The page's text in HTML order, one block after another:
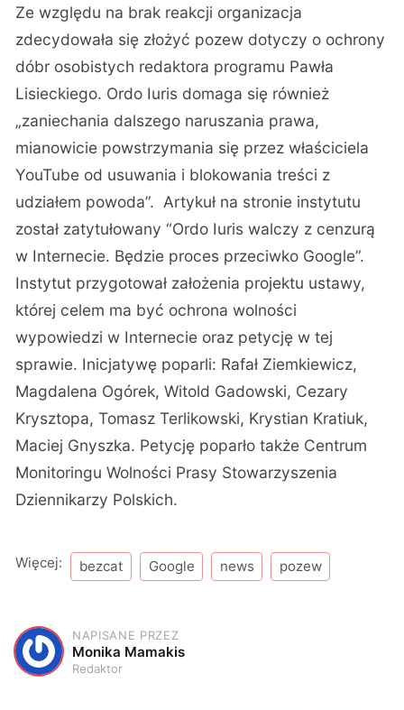
Ze względu na brak reakcji organizacja
zdecydowała się złożyć pozew dotyczy o ochrony
dóbr osobistych redaktora programu Pawła
Lisieckiego. Ordo Iuris domaga się również
„zaniechania dalszego naruszania prawa,
mianowicie powstrzymania się przez właściciela
YouTube od usuwania i blokowania treści z
udziałem powoda”. Artykuł na stronie instytutu
został zatytułowany “Ordo Iuris walczy z cenzurą
w Internecie. Będzie proces przeciwko Google”.
Instytut przygotował założenia projektu ustawy,
której celem ma być ochrona wolności
wypowiedzi w Internecie oraz petycję w tej
sprawie. Inicjatywę poparli: Rafał Ziemkiewicz,
Magdalena Ogórek, Witold Gadowski, Cezary
Krysztopa, Tomasz Terlikowski, Krystian Kratiuk,
Maciej Gnyszka. Petycję poparło także Centrum
Monitoringu Wolności Prasy Stowarzyszenia
Dziennikarzy Polskich.
Więcej: bezcat Google news pozew
M
NAPISANE PRZEZ
Monika Mamakis
Redaktor